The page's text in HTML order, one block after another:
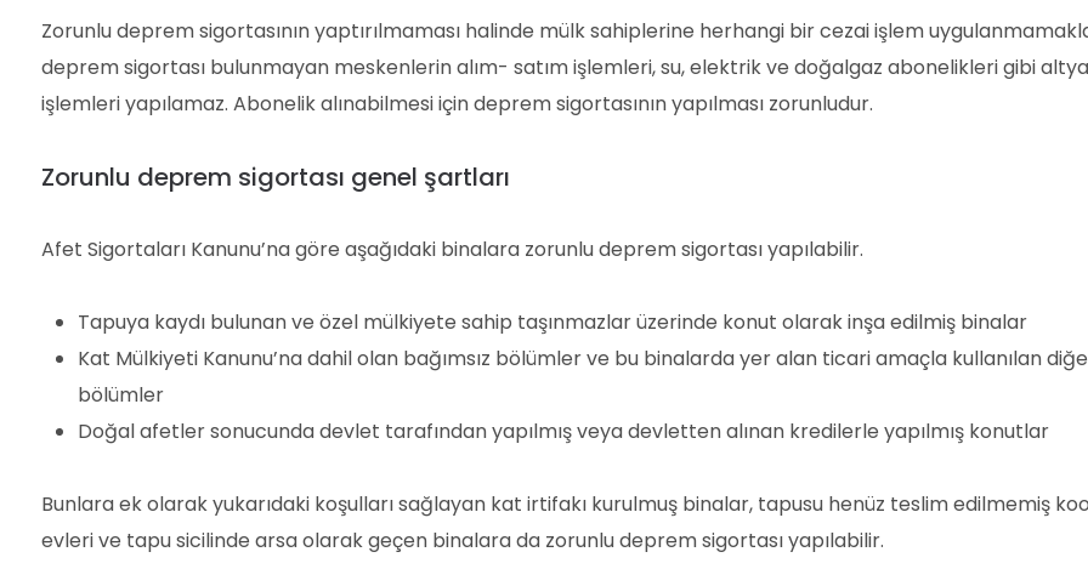
Zorunlu deprem sigortasının yaptırılmaması halinde mülk sahiplerine herhangi bir cezai işlem
deprem sigortası bulunmayan meskenlerin alım- satım işlemleri, su, elektrik ve doğalgaz abonelikleri gibi
işlemleri yapılamaz. Abonelik alınabilmesi için deprem sigortasının yapılması zorunludur.
Zorunlu deprem sigortası genel şartları
Afet Sigortaları Kanunu’na göre aşağıdaki binalara zorunlu deprem sigortası yapılabilir.
Tapuya kaydı bulunan ve özel mülkiyete sahip taşınmazlar üzerinde konut olarak inşa edilmiş binalar
Kat Mülkiyeti Kanunu’na dahil olan bağımsız bölümler ve bu binalarda yer alan ticari amaçla kullanılan
bölümler
Doğal afetler sonucunda devlet tarafından yapılmış veya devletten alınan kredilerle yapılmış konutlar
Bunlara ek olarak yukarıdaki koşulları sağlayan kat irtifakı kurulmuş binalar, tapusu henüz teslim edilmemiş
evleri ve tapu sicilinde arsa olarak geçen binalara da zorunlu deprem sigortası yapılabilir.